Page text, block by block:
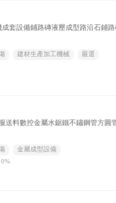
套設備鋪路磚液壓成型路沿石鋪
建材生產加工機械
嚴選
送料數控金屬水鋸鐵不鏽鋼管方圓
金屬成型設備
0%